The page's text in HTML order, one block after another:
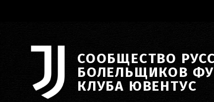
СООБЩЕСТВО
БОЛЕЛЬЩИКОВ
КЛУБА ЮВЕНТУС